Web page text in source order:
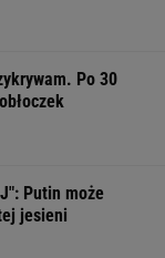
Po 30
Putin może
jesieni